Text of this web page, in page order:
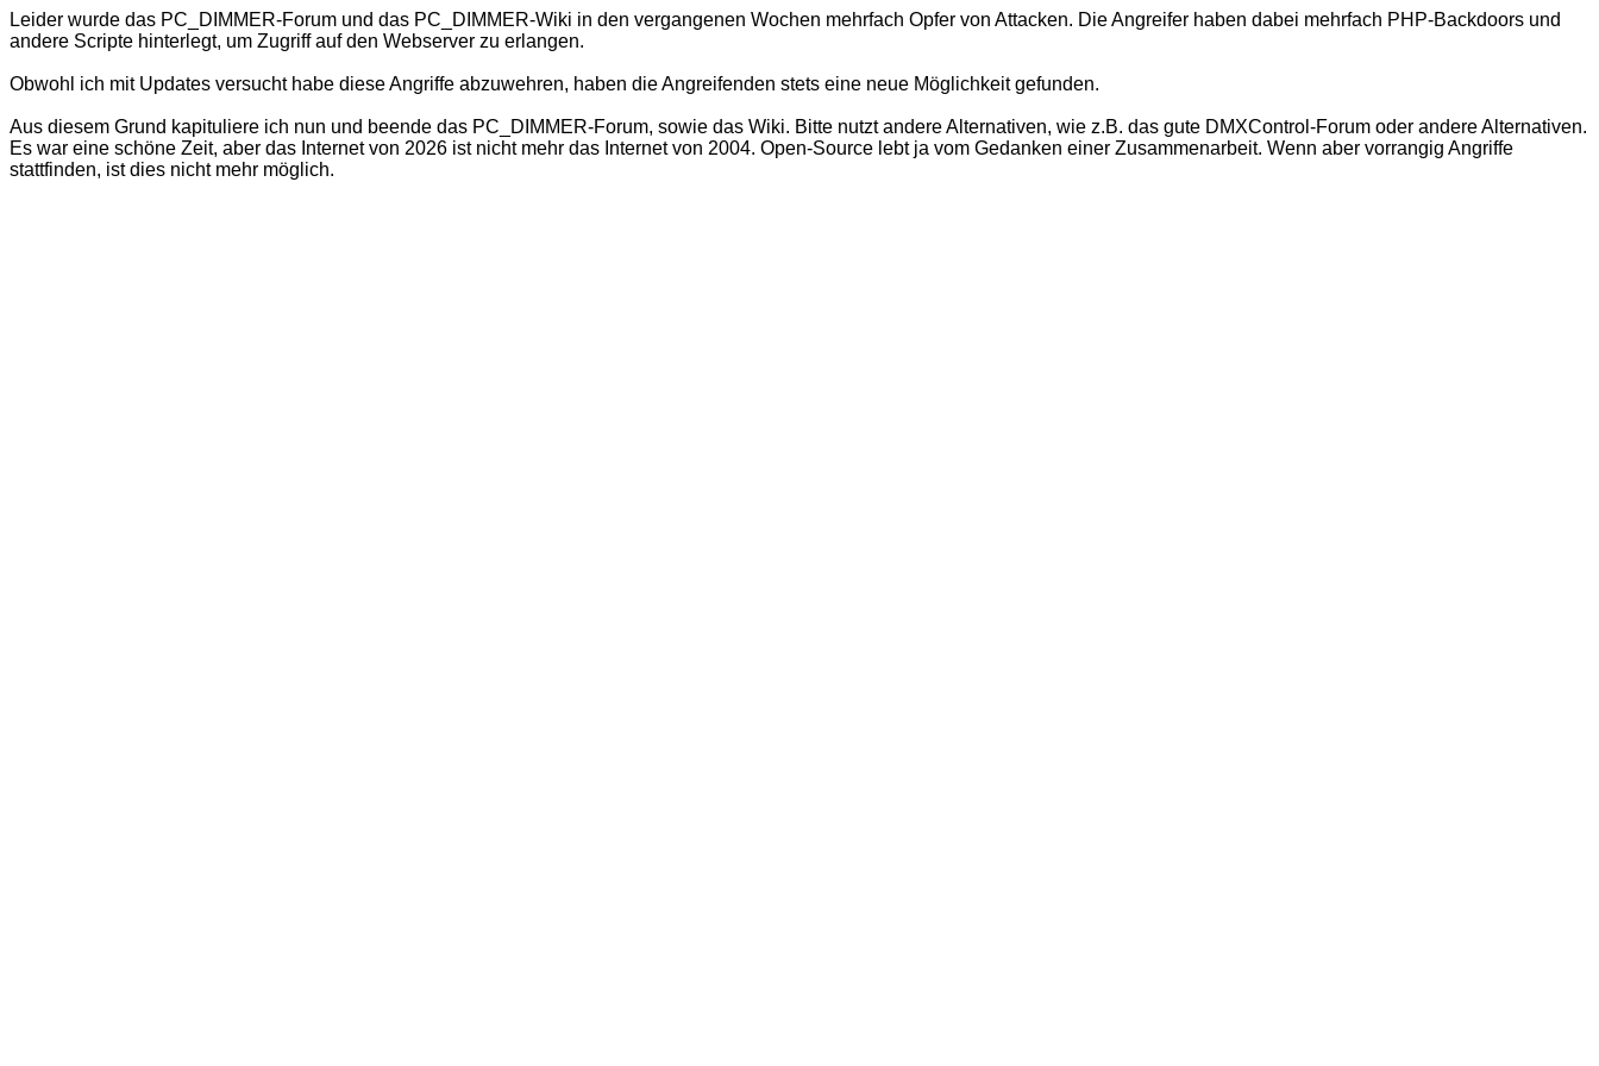
Leider wurde das PC_DIMMER-Forum und das PC_DIMMER-Wiki in den vergangenen Wochen mehrfach Opfer von Attacken. Die Angreifer haben dabei mehrfach PHP-Backdoors und
andere Scripte hinterlegt, um Zugriff auf den Webserver zu erlangen.
Obwohl ich mit Updates versucht habe diese Angriffe abzuwehren, haben die Angreifenden stets eine neue Möglichkeit gefunden.
Aus diesem Grund kapituliere ich nun und beende das PC_DIMMER-Forum, sowie das Wiki. Bitte nutzt andere Alternativen, wie z.B. das gute DMXControl-Forum oder andere Alternativen.
Es war eine schöne Zeit, aber das Internet von 2026 ist nicht mehr das Internet von 2004. Open-Source lebt ja vom Gedanken einer Zusammenarbeit. Wenn aber vorrangig Angriffe
stattfinden, ist dies nicht mehr möglich.